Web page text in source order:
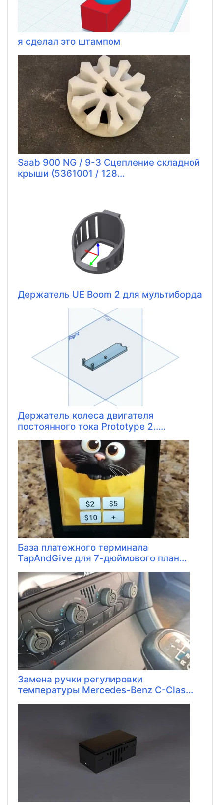
я сделал это штампом
Saab 900 NG / 9-3 Сцепление складной
крыши (5361001 / 128...
Держатель UE Boom 2 для мультиборда
Держатель колеса двигателя
постоянного тока Prototype 2.....
База платежного терминала
TapAndGive для 7-дюймового план...
Замена ручки регулировки
температуры Mercedes-Benz C-Clas...